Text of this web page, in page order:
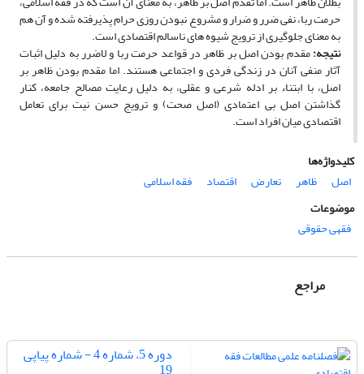
حرمت ربا، نفی ضرر و ضرار و مشروع نبودن روزی حرام پذیرفته شده و آن هم
به معنای جلوگیری از ترویج شیوه ­های ناسالم اقتصادی است.
نتیجه:مقدم بودن اصل بر ظاهر در قواعد حرمت ربا و لاضرر به دلیل اثبات
آثار منفی آنان در زندگی فردی و اجتماعی هستند. اما مقدم بودن ظاهر بر
اصل، با ابتناء بر ادله شرعی و عقلی، به دلیل رعایت مصالح جامعه، کنار
گذاشتن اصل بی اعتمادی (اصل صحت) و ترویج حسن نیت برای تعامل
اقتصادی میان افراد است.
کلیدواژه‌ها
اصل
ظاهر تعارض اقتصاد
فقه اسلامی
موضوعات
فقهی حقوقی
مراجع
دوره 5، شماره 4 - شماره پیاپی